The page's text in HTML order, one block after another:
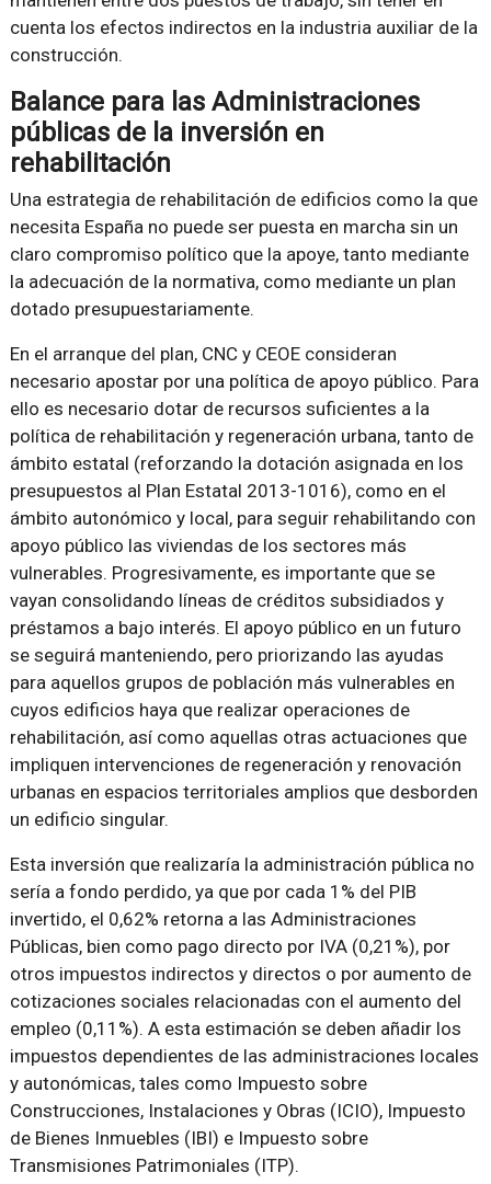
cuenta los efectos indirectos en la industria auxiliar de la
construcción.
Balance para las Administraciones
públicas de la inversión en
rehabilitación
Una estrategia de rehabilitación de edificios como la que
necesita España no puede ser puesta en marcha sin un
claro compromiso político que la apoye, tanto mediante
la adecuación de la normativa, como mediante un plan
dotado presupuestariamente.
En el arranque del plan, CNC y CEOE consideran
necesario apostar por una política de apoyo público. Para
ello es necesario dotar de recursos suficientes a la
política de rehabilitación y regeneración urbana, tanto de
ámbito estatal (reforzando la dotación asignada en los
presupuestos al Plan Estatal 2013-1016), como en el
ámbito autonómico y local, para seguir rehabilitando con
apoyo público las viviendas de los sectores más
vulnerables. Progresivamente, es importante que se
vayan consolidando líneas de créditos subsidiados y
préstamos a bajo interés. El apoyo público en un futuro
se seguirá manteniendo, pero priorizando las ayudas
para aquellos grupos de población más vulnerables en
cuyos edificios haya que realizar operaciones de
rehabilitación, así como aquellas otras actuaciones que
impliquen intervenciones de regeneración y renovación
urbanas en espacios territoriales amplios que desborden
un edificio singular.
Esta inversión que realizaría la administración pública no
sería a fondo perdido, ya que por cada 1% del PIB
invertido, el 0,62% retorna a las Administraciones
Públicas, bien como pago directo por IVA (0,21%), por
otros impuestos indirectos y directos o por aumento de
cotizaciones sociales relacionadas con el aumento del
empleo (0,11%). A esta estimación se deben añadir los
impuestos dependientes de las administraciones locales
y autonómicas, tales como Impuesto sobre
Construcciones, Instalaciones y Obras (ICIO), Impuesto
de Bienes Inmuebles (IBI) e Impuesto sobre
Transmisiones Patrimoniales (ITP).